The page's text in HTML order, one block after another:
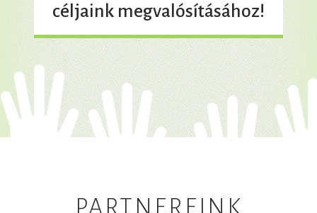
céljaink megvalósításához!
PARTNEREINK